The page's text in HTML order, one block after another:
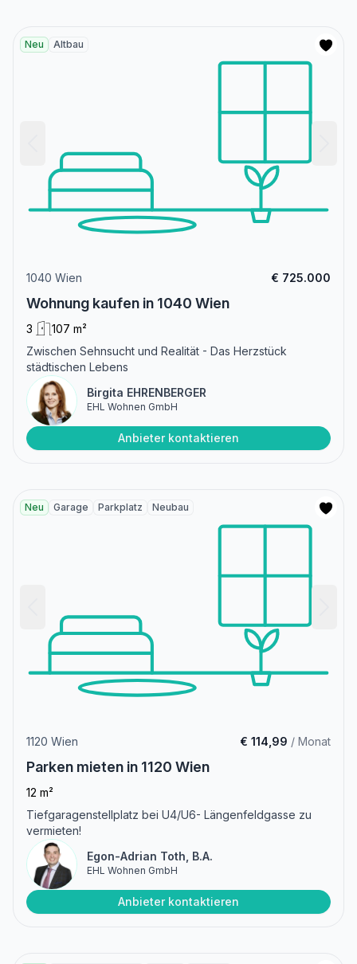
Neu Altbau
1040 Wien € 725.000
Wohnung kaufen in 1040 Wien
3
107 m²
Zwischen Sehnsucht und Realität - Das Herzstück
städtischen Lebens
Birgita EHRENBERGER
EHL Wohnen GmbH
Anbieter kontaktieren
Neu Garage Parkplatz Neubau
1120 Wien € 114,99 / Monat
Parken mieten in 1120 Wien
12 m²
Tiefgaragenstellplatz bei U4/U6- Längenfeldgasse zu
vermieten!
Egon-Adrian Toth, B.A.
EHL Wohnen GmbH
Anbieter kontaktieren